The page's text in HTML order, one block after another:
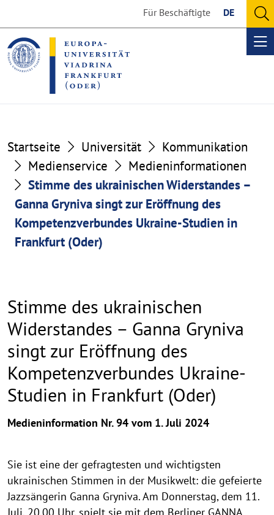
the
content
section
the
footer
section
Für Beschäftigte DE
Startseite Universität
Kommunikation
Medienservice
Medieninformationen
Stimme des ukrainischen Widerstandes –
Ganna Gryniva singt zur Eröffnung des
Kompetenzverbundes Ukraine-Studien in
Frankfurt (Oder)
Stimme des ukrainischen
Widerstandes – Ganna Gryniva
singt zur Eröffnung des
Kompetenzverbundes Ukraine-
Studien in Frankfurt (Oder)
Medieninformation Nr. 94 vom 1. Juli 2024
Sie ist eine der gefragtesten und wichtigsten
ukrainischen Stimmen in der Musikwelt: die gefeierte
Jazzsängerin Ganna Gryniva. Am Donnerstag, dem 11.